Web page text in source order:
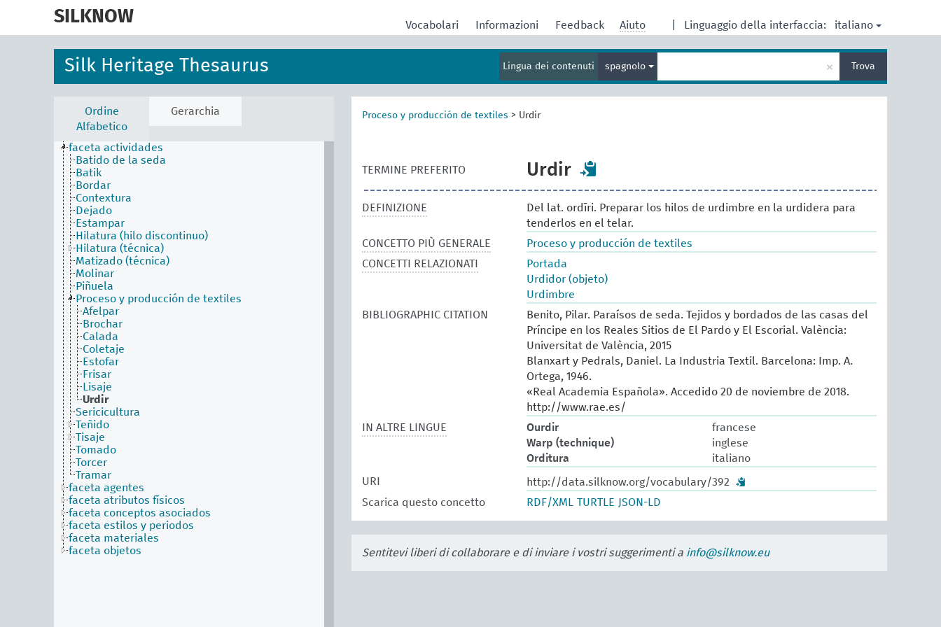
SILKNOW Linguaggio della interfaccia: italiano
Vocabolari Informazioni Feedback Aiuto
Silk Heritage Thesaurus Lingua dei contenuti spagnolo
termine
per
× Trova
Ordine
Alfabetico
Gerarchia
faceta actividades
Batido de la seda
Batik
Bordar
Contextura
Dejado
Estampar
Hilatura (hilo discontinuo)
Hilatura (técnica)
Matizado (técnica)
Molinar
Piñuela
Proceso y producción de textiles
Afelpar
Brochar
Calada
Coletaje
Estofar
Frisar
Lisaje
Urdir
Sericicultura
Teñido
Tisaje
Tomado
Torcer
Tramar
faceta agentes
faceta atributos físicos
faceta conceptos asociados
faceta estilos y periodos
faceta materiales
faceta objetos
Proceso y producción de textiles > Urdir
TERMINE PREFERITO Urdir
DEFINIZIONE
Del lat. ordīri. Preparar los hilos de urdimbre en la urdidera para
tenderlos en el telar.
CONCETTO PIÙ GENERALE
Proceso y producción de textiles
CONCETTI RELAZIONATI
Portada
Urdidor (objeto)
Urdimbre
BIBLIOGRAPHIC CITATION
Benito, Pilar. Paraísos de seda. Tejidos y bordados de las casas del
Príncipe en los Reales Sitios de El Pardo y El Escorial. València:
Universitat de València, 2015
Blanxart y Pedrals, Daniel. La Industria Textil. Barcelona: Imp. A.
Ortega, 1946.
«Real Academia Española». Accedido 20 de noviembre de 2018.
http://www.rae.es/
IN ALTRE LINGUE
Ourdir
francese
Warp (technique)
inglese
Orditura
italiano
URI
http://data.silknow.org/vocabulary/392
Scarica questo concetto
RDF/XML TURTLE JSON-LD
Sentitevi liberi di collaborare e di inviare i vostri suggerimenti a info@silknow.eu